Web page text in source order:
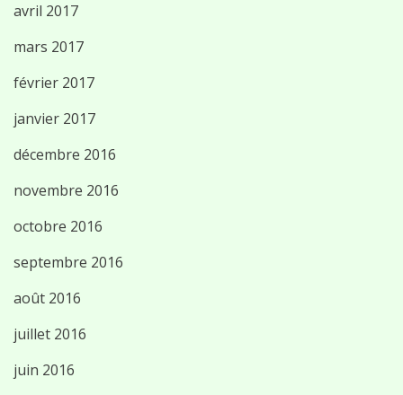
avril 2017
mars 2017
février 2017
janvier 2017
décembre 2016
novembre 2016
octobre 2016
septembre 2016
août 2016
juillet 2016
juin 2016